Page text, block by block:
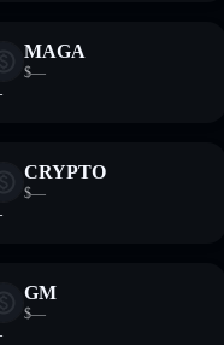
MAGA
$—
CRYPTO
$—
GM
$—